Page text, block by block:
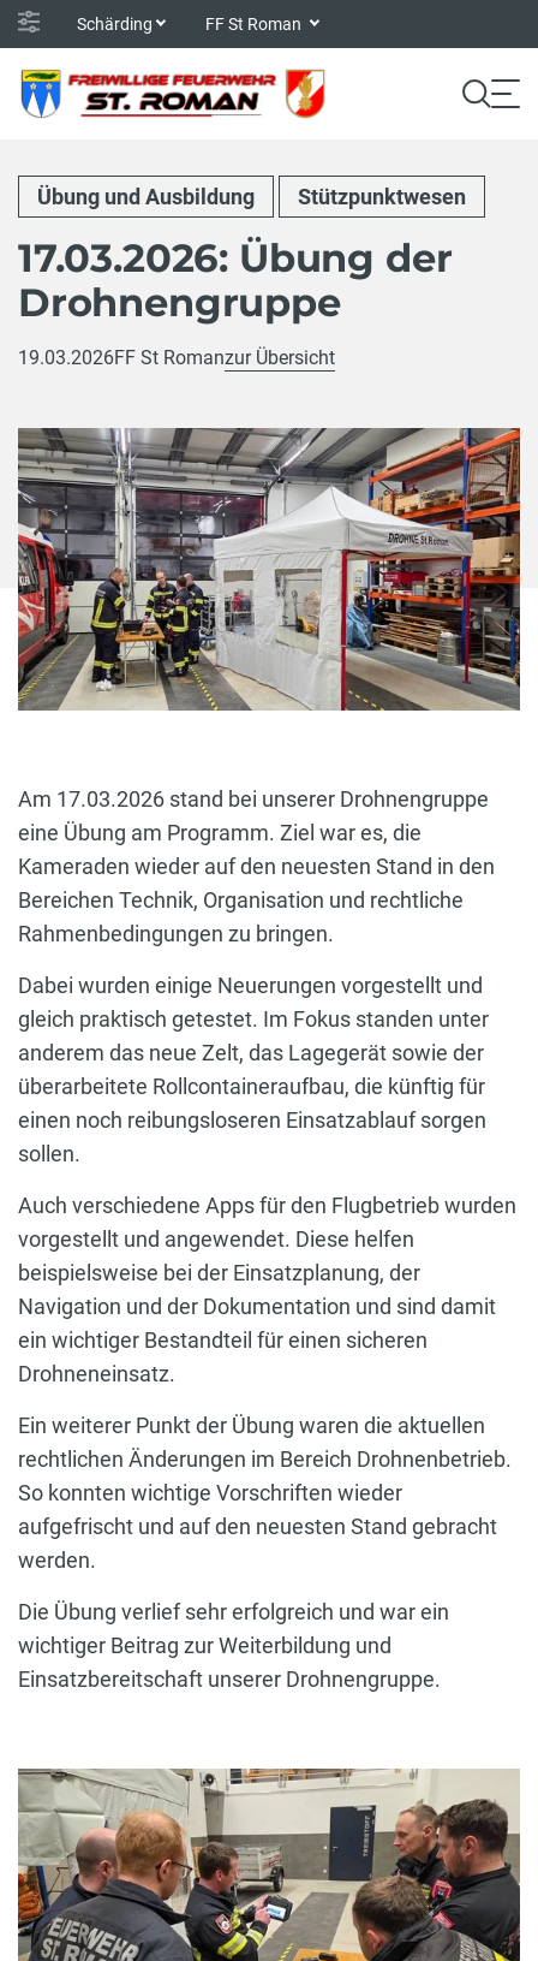
Schärding FF St Roman
Übung und Ausbildung Stützpunktwesen
17.03.2026: Übung der
Drohnengruppe
19.03.2026FF St Romanzur Übersicht
Am 17.03.2026 stand bei unserer Drohnengruppe
eine Übung am Programm. Ziel war es, die
Kameraden wieder auf den neuesten Stand in den
Bereichen Technik, Organisation und rechtliche
Rahmenbedingungen zu bringen.
Dabei wurden einige Neuerungen vorgestellt und
gleich praktisch getestet. Im Fokus standen unter
anderem das neue Zelt, das Lagegerät sowie der
überarbeitete Rollcontaineraufbau, die künftig für
einen noch reibungsloseren Einsatzablauf sorgen
sollen.
Auch verschiedene Apps für den Flugbetrieb wurden
vorgestellt und angewendet. Diese helfen
beispielsweise bei der Einsatzplanung, der
Navigation und der Dokumentation und sind damit
ein wichtiger Bestandteil für einen sicheren
Drohneneinsatz.
Ein weiterer Punkt der Übung waren die aktuellen
rechtlichen Änderungen im Bereich Drohnenbetrieb.
So konnten wichtige Vorschriften wieder
aufgefrischt und auf den neuesten Stand gebracht
werden.
Die Übung verlief sehr erfolgreich und war ein
wichtiger Beitrag zur Weiterbildung und
Einsatzbereitschaft unserer Drohnengruppe.